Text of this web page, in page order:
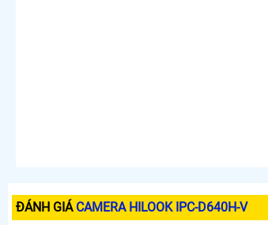
ĐÁNH GIÁ CAMERA HILOOK IPC-D640H-V